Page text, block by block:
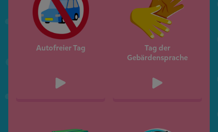
Autofreier Tag
Tag der
Gebärdensprache